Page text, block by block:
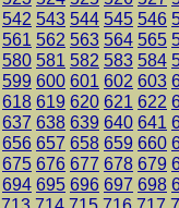
542 543 544 545 546
561 562 563 564 565
580 581 582 583 584
599 600 601 602 603
618 619 620 621 622
637 638 639 640 641
656 657 658 659 660
675 676 677 678 679
694 695 696 697 698